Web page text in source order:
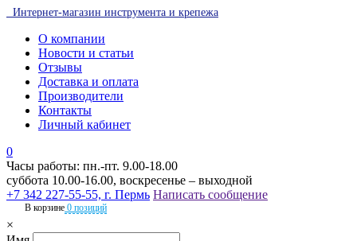
Интернет-магазин инструмента и крепежа
О компании
Новости и статьи
Отзывы
Доставка и оплата
Производители
Контакты
Личный кабинет
0
Часы работы: пн.-пт. 9.00-18.00
суббота 10.00-16.00, воскресенье – выходной
+7 342 227-55-55, г. Пермь Написать сообщение
В корзине 0 позиций
×